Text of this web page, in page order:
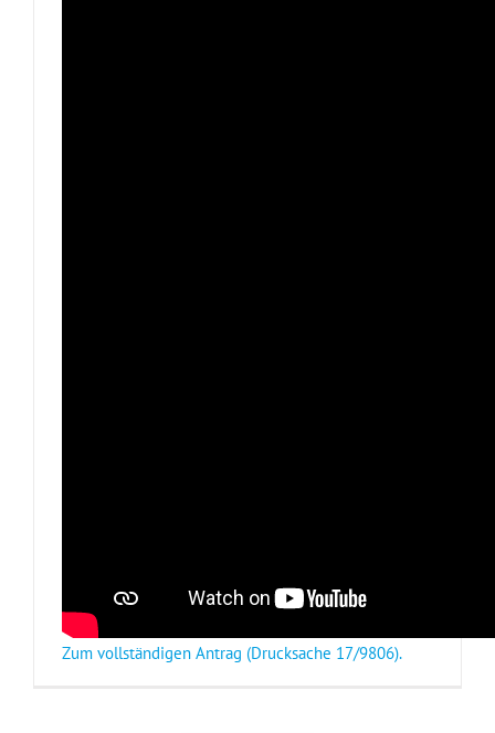
Zum vollständigen Antrag (Drucksache 17/9806).